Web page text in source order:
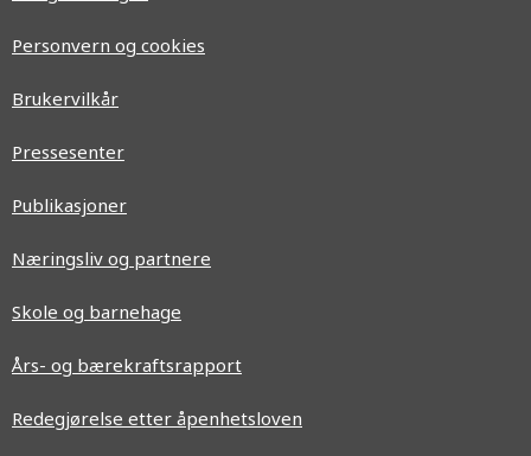
Personvern og cookies
Brukervilkår
Pressesenter
Publikasjoner
Næringsliv og partnere
Skole og barnehage
Års- og bærekraftsrapport
Redegjørelse etter åpenhetsloven